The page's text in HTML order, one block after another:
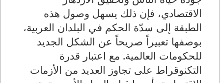
الاقتصادي، فإن ذلك يسهل وصول هذه
الطبقة إلى سدّة الحكم في البلدان العربية،
بوصفها تعبيراً صريحاً عن الشكل الجديد
للحكومات العالمية. مع اعتبار قدرة
التكنوقراط على تجاوز العديد من الأزمات